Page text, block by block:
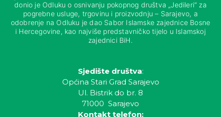
donio je Odluku o osnivanju pokopnog društva „Jedileri“ za
pogrebne usluge, trgovinu i proizvodnju – Sarajevo, a
odobrenje na Odluku je dao Sabor Islamske zajednice Bosne
i Hercegovine, kao najviše predstavničko tijelo u Islamskoj
zajednici BiH.
Sjedište društva:
Općina Stari Grad Sarajevo
Ul. Bistrik do br. 8
71000 Sarajevo
Kontakt telefon: